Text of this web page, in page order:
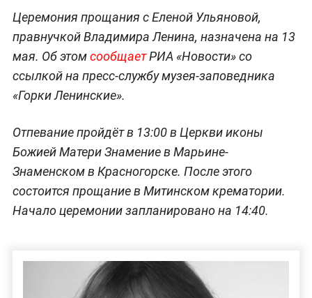
Церемония прощания с Еленой Ульяновой,
правнучкой Владимира Ленина, назначена на 13
мая. Об этомсообщаетРИА «Новости» со
ссылкой на пресс-службу музея-заповедника
«Горки Ленинские».
Отпевание пройдёт в 13:00 в Церкви иконы
Божией Матери Знамение в Марьине-
Знаменском в Красногорске. После этого
состоится прощание в Митинском крематории.
Начало церемонии запланировано на 14:40.